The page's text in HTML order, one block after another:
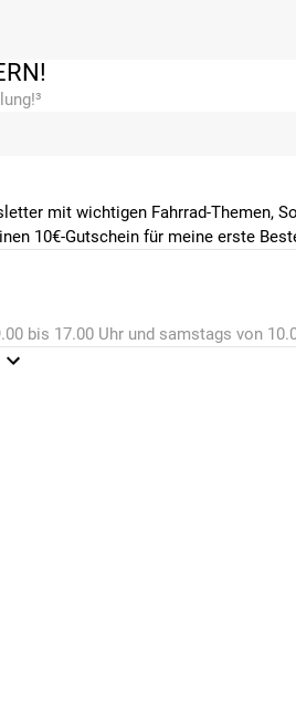
mit wichtigen Fahrrad-Themen,
10€-Gutschein für meine erste
bis 17.00 Uhr und samstags von